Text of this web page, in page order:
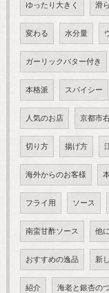
ゆったり大きく 滑
変わる 水分量
ガーリックバター付き
本格派 スパイシー
人気のお店 京都市
切り方 揚げ方
海外からのお客様
フライ用 ソース
南蛮甘酢ソース 他
おすすめの逸品 新
紹介 海老と銀杏の